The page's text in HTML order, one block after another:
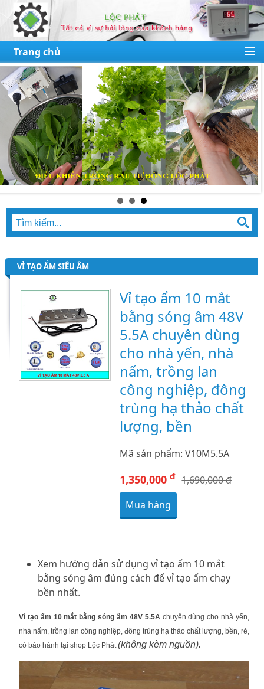
Trang chủ
VỈ TẠO ẨM SIÊU ÂM
Vỉ tạo ẩm 10 mắt
bằng sóng âm 48V
5.5A chuyên dùng
cho nhà yến, nhà
nấm, trồng lan
công nghiệp, đông
trùng hạ thảo chất
lượng, bền
Mã sản phẩm: V10M5.5A
1,350,000đ 1,690,000 đ
Mua hàng
Xem hướng dẫn sử dụng vỉ tạo ẩm 10 mắt
bằng sóng âm đúng cách để vỉ tạo ẩm chạy
bền nhất.
Vỉ tạo ẩm 10 mắt bằng sóng âm 48V 5.5Achuyên dùng cho nhà yến,
nhà nấm, trồng lan công nghiệp, đông trùng hạ thảo chất lượng, bền, rẻ,
có bảo hành tại shop Lộc Phát(không kèm nguồn).